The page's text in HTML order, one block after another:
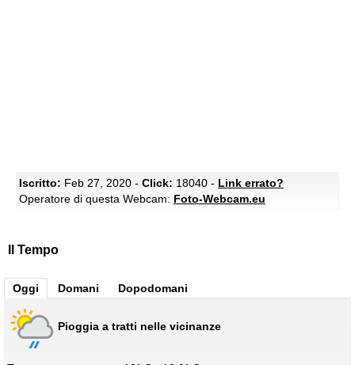
Iscritto: Feb 27, 2020 - Click: 18040 - Link errato?
Operatore di questa Webcam: Foto-Webcam.eu
Il Tempo
Oggi Domani Dopodomani
Pioggia a tratti nelle vicinanze